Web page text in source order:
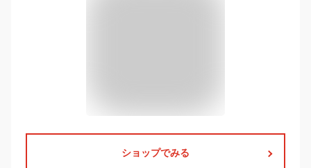
ショップでみる